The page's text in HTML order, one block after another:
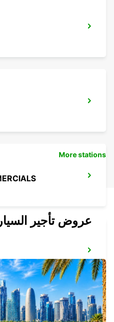
More stations
عروض تأجير